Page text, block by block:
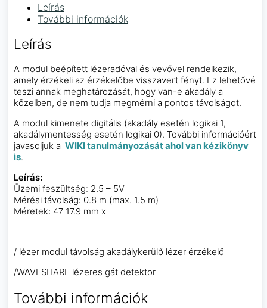
Leírás
További információk
Leírás
A modul beépített lézeradóval és vevővel rendelkezik,
amely érzékeli az érzékelőbe visszavert fényt. Ez lehetővé
teszi annak meghatározását, hogy van-e akadály a
közelben, de nem tudja megmérni a pontos távolságot.
A modul kimenete digitális (akadály esetén logikai 1,
akadálymentesség esetén logikai 0). További információért
javasoljuk a WIKI tanulmányozását ahol van kézikönyv
is.
Leírás:
Üzemi feszültség: 2.5 – 5V
Mérési távolság: 0.8 m (max. 1.5 m)
Méretek: 47 17.9 mm x
/ lézer modul távolság akadálykerülő lézer érzékelő
/WAVESHARE lézeres gát detektor
További információk